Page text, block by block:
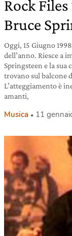
Rock
Bruce
Oggi, 15 Giugno
dell’anno. Riesce a
Springsteen e la sua
trovano sul balcone
L’atteggiamento è
amanti,
Musica 11